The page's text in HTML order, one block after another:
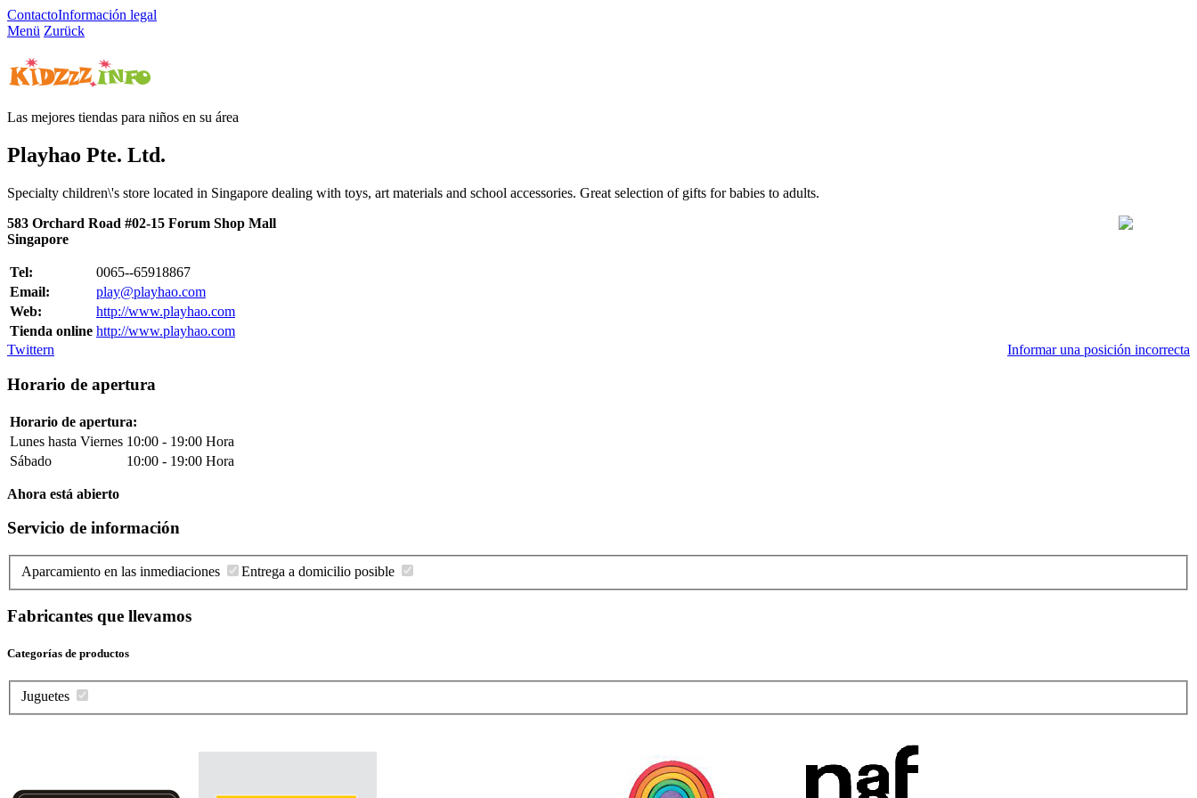
ContactoInformación legal
Menü Zurück
Las mejores tiendas para niños en su área
Playhao Pte. Ltd.
Specialty children\'s store located in Singapore dealing with toys, art materials and school accessories. Great selection of gifts for babies to adults.
583 Orchard Road #02-15 Forum Shop Mall
Singapore
Tel:
0065--65918867
Email:
play@playhao.com
Web:
http://www.playhao.com
Tienda online http://www.playhao.com
Informar una posición incorrecta
Twittern
Horario de apertura
Horario de apertura:
Lunes hasta Viernes 10:00 - 19:00 Hora
Sábado
10:00 - 19:00 Hora
Ahora está abierto
Servicio de información
Aparcamiento en las inmediaciones Entrega a domicilio posible
Fabricantes que llevamos
Categorías de productos
Juguetes